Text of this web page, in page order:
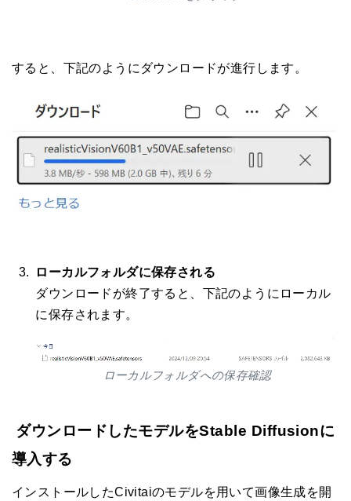
すると、下記のようにダウンロードが進行します。
ローカルフォルダに保存される
ダウンロードが終了すると、下記のようにローカル
に保存されます。
ローカルフォルダへの保存確認
ダウンロードしたモデルをStable Diffusionに
導入する
インストールしたCivitaiのモデルを用いて画像生成を開